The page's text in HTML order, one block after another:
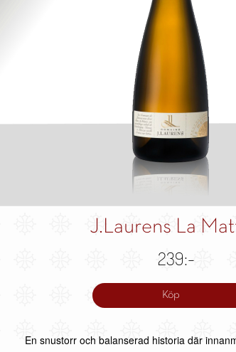
J.Laurens La
239:-
Köp
En snustorr och balanserad historia där